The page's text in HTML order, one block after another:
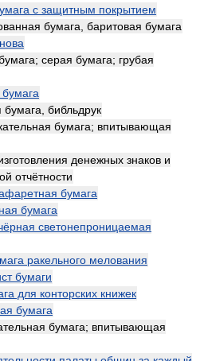
с защитным покрытием
бумага, баритовая бумага
серая бумага; грубая
библьдрук
бумага; впитывающая
денежных знаков и
отчётности
бумага
бумага
светонепроницаемая
ракельного мелования
бумаги
для конторских книжек
бумага
бумага; впитывающая